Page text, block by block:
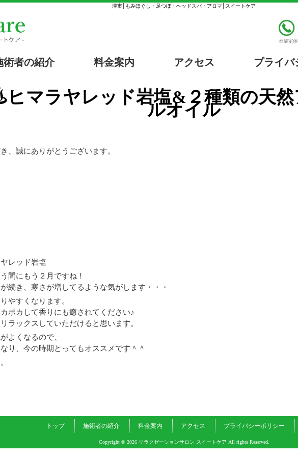
津市│もみほぐし・足つぼ・ヘッドスパ・アロマ│スイートケア
術者の紹介 料金案内 アクセス プライバ
ルオイル
、誠にありがとうございます。
レッド岩塩
間にもう２月ですね！
続き、寒さが増してるような気がします・・・
やすくなります。
ポカして香りにも癒されてください♪
ラックスしていただけると思います。
よくなるので、
り、今の時期とってもオススメです＾＾
トップ 施術者の紹介 料金案内 アクセス プライバシーポリシー
Copyright © 2026 リラクゼーションサロン スイートケア All rights Reserved.